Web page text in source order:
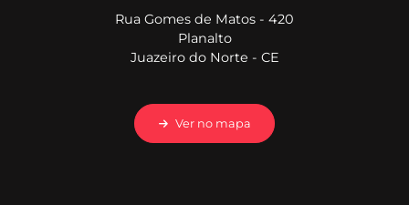
Rua Gomes de Matos - 420
Planalto
Juazeiro do Norte - CE
Ver no mapa